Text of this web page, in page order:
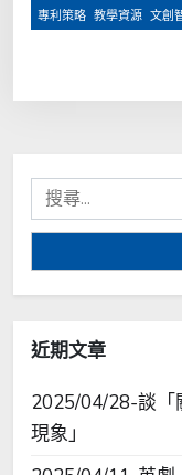
專利策略 教學資源 文創
搜
尋
近期文章
2025/04/28-談「
現象」